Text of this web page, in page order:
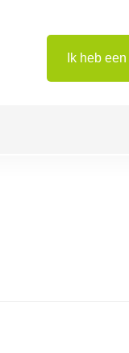
Ik heb een